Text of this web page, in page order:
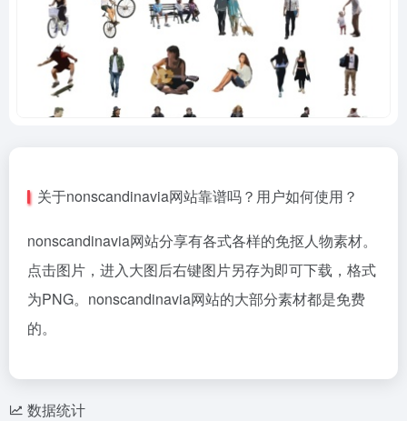
关于nonscandinavia网站靠谱吗？用户如何使用？
nonscandinavia网站分享有各式各样的免抠人物素材。
点击图片，进入大图后右键图片另存为即可下载，格式
为PNG。nonscandinavia网站的大部分素材都是免费
的。
数据统计